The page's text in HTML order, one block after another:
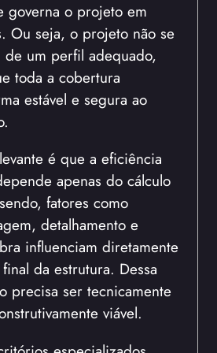
governa o projeto em
Ou seja, o projeto não se
de um perfil adequado,
toda a cobertura
estável e segura ao
é que a eficiência
apenas do cálculo
fatores como
detalhamento e
influenciam diretamente
da estrutura. Dessa
precisa ser tecnicamente
viável.